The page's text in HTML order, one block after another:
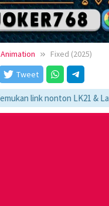
Animation
Fixed (2025)
Tweet
LK21 &